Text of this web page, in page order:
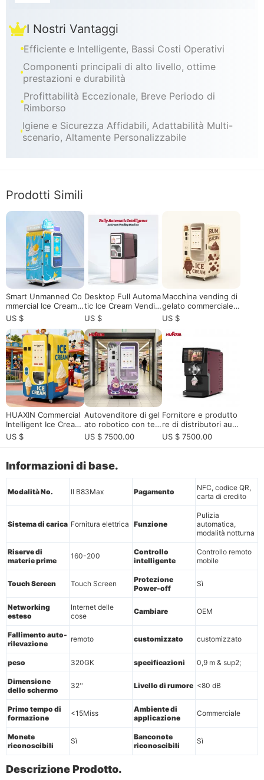
I Nostri Vantaggi
Efficiente e Intelligente, Bassi Costi Operativi
Componenti principali di alto livello, ottime
prestazioni e durabilità
Profittabilità Eccezionale, Breve Periodo di
Rimborso
Igiene e Sicurezza Affidabili, Adattabilità Multi-
scenario, Altamente Personalizzabile
Prodotti Simili
Smart Unmanned Co
mmercial Ice Cream
Distributor 24 / 7 Op
erazione 15s Produzi
one veloce
US $
Desktop Full Automa
tic Ice Cream Vendin
g Machine
US $
Macchina vending di
gelato commerciale c
on touchscreen e tel
ecomando intelligent
e
US $
HUAXIN Commercial
Intelligent Ice Cream
Vending Machine Ro
bot - 15s Servendo v
ato
US $
Autovenditore di gel
ato robotico con tele
comando intelligente
e funzionamento sel
US $ 7500.00
Fornitore e produtto
re di distributori auto
matici di gelato per o
peratori globali
US $ 7500.00
Informazioni di base.
Modalità No. Il B83Max Pagamento
NFC, codice QR,
carta di credito
Sistema di carica Fornitura elettrica Funzione
Pulizia
automatica,
modalità notturna
Riserve di
materie prime
160-200
Controllo
intelligente
Controllo remoto
mobile
Touch Screen Touch Screen
Protezione
Power-off
Sì
Networking
esteso
Internet delle
cose
Cambiare OEM
Fallimento auto-
rilevazione
remoto customizzato customizzato
peso 320GK specificazioni 0,9 m & sup2;
Dimensione
dello schermo
32'' Livello di rumore <80 dB
Primo tempo di
formazione
<15Miss
Ambiente di
applicazione
Commerciale
Monete
riconoscibili
Sì
Banconote
riconoscibili
Sì
Descrizione Prodotto.